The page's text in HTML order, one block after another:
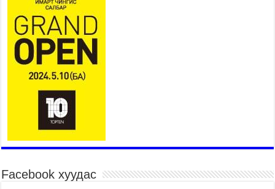
мэргэнээ сорьж байна
2026 оны 7 сар 15 / 11 цаг 03 минут
Төв цэнгэлдэхийн эргэн тойронд
2026 оны 7 сар 15 / 10 цаг 58 минут
Үндэсний их баяр наадмын шагайн харваа
насанд хүрэгчдийн багийн харваагаар
үргэлжилж байна
2026 оны 7 сар 15 / 10 цаг 52 минут
Үндэсний их баяр наадмын хүчит бөхийн
барилдаан эхэллээ
2026 оны 7 сар 15 / 10 цаг 46 минут
Үндэсний хувцасны өдрийг тохиолдуулан
“Дээлтэй монгол наадам” боллоо
Facebook хуудас